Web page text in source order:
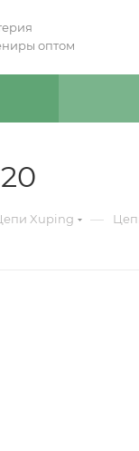
оптом
Xuping —